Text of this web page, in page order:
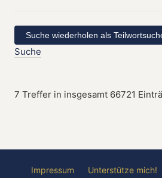
Suche
7 Treffer in insgesamt 66721
Impressum Unterstütze mich!